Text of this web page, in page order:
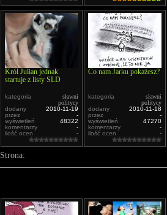
Król Julian jednak
startuje z listy SLD
kategoria
sławni
politycy
dodany
2010-11-19
przez
-
wyświetleń
48322
komentarzy
-
ilość ocen
-
Co nam Jarku pokażesz?
kategoria
sławni
politycy
dodany
2010-11-18
przez
-
wyświetleń
47270
komentarzy
-
ilość ocen
-
Strona: